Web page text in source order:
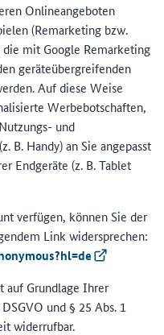
Onlineangeboten
(Remarketing bzw.
mit Google Remarketing
geräteübergreifenden
Auf diese Weise
Werbebotschaften,
und
B. Handy) an Sie angepasst
Endgeräte (z. B. Tablet
verfügen, können Sie der
Link widersprechen:
(Externer
auf Grundlage Ihrer
und § 25 Abs. 1
widerrufbar.